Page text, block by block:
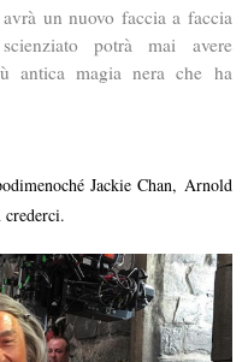
un nuovo faccia a faccia
potrà mai avere
antica magia nera che ha
Jackie Chan, Arnold
crederci.